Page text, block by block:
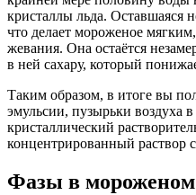
кристаллы льда. Оставшаяся
что делает мороженое
жевания. Она остаётся
в ней сахару, который
Таким образом, в итоге вы
эмульсии, пузырьки воздуха
кристаллический
концентрированный раствор
Фазы в мороженом